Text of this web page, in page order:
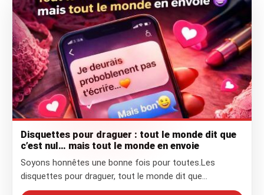
Disquettes pour draguer : tout le monde dit que
c’est nul… mais tout le monde en envoie
Soyons honnêtes une bonne fois pour toutes.Les
disquettes pour draguer, tout le monde dit que…